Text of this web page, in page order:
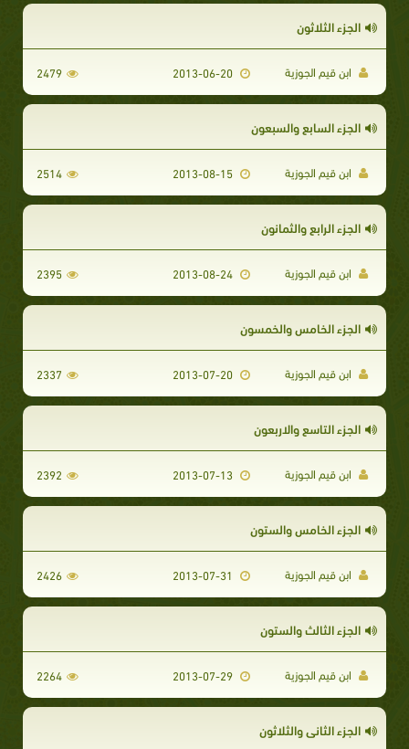
الجزء الثلاثون
ابن قيم الجوزية 2479
الجزء السابع والسبعون
ابن قيم الجوزية 2514
الجزء الرابع والثمانون
ابن قيم الجوزية 2395
الجزء الخامس والخمسون
ابن قيم الجوزية 2337
الجزء التاسع والاربعون
ابن قيم الجوزية 2392
الجزء الخامس والستون
ابن قيم الجوزية 2426
الجزء الثالث والستون
ابن قيم الجوزية 2264
الجزء الثاني والثلاثون